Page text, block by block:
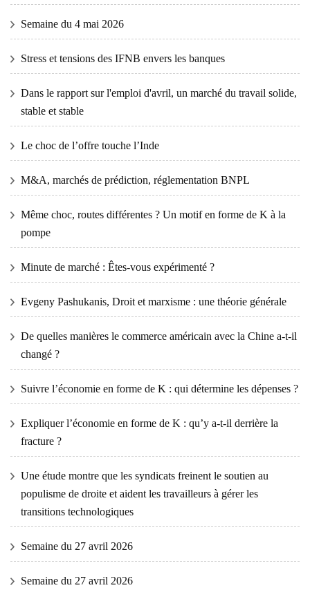
Semaine du 4 mai 2026
Stress et tensions des IFNB envers les banques
Dans le rapport sur l'emploi d'avril, un marché du travail solide,
stable et stable
Le choc de l’offre touche l’Inde
M&A, marchés de prédiction, réglementation BNPL
Même choc, routes différentes ? Un motif en forme de K à la
pompe
Minute de marché : Êtes-vous expérimenté ?
Evgeny Pashukanis, Droit et marxisme : une théorie générale
De quelles manières le commerce américain avec la Chine a-t-il
changé ?
Suivre l’économie en forme de K : qui détermine les dépenses ?
Expliquer l’économie en forme de K : qu’y a-t-il derrière la
fracture ?
Une étude montre que les syndicats freinent le soutien au
populisme de droite et aident les travailleurs à gérer les
transitions technologiques
Semaine du 27 avril 2026
Semaine du 27 avril 2026